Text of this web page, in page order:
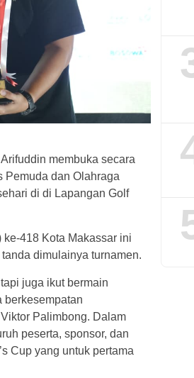
membuka secara
Pemuda dan Olahraga
di di Lapangan Golf
418 Kota Makassar ini
dimulainya turnamen.
juga ikut bermain
berkesempatan
Palimbong. Dalam
peserta, sponsor, dan
Cup yang untuk pertama